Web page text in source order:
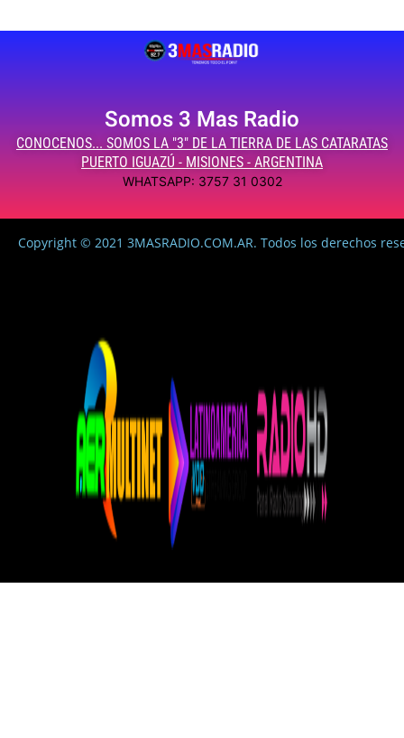
Somos 3 Mas Radio
CONOCENOS... SOMOS LA "3" DE LA TIERRA DE LAS CATARATAS
PUERTO IGUAZÚ - MISIONES - ARGENTINA
WHATSAPP: 3757 31 0302
Copyright © 2021 3MASRADIO.COM.AR. Todos los derechos